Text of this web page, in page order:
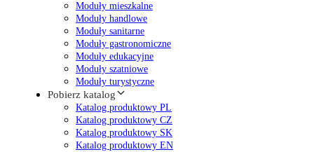
Moduły mieszkalne
Moduły handlowe
Moduły sanitarne
Moduły gastronomiczne
Moduły edukacyjne
Moduły szatniowe
Moduły turystyczne
Pobierz katalog
Katalog produktowy PL
Katalog produktowy CZ
Katalog produktowy SK
Katalog produktowy EN